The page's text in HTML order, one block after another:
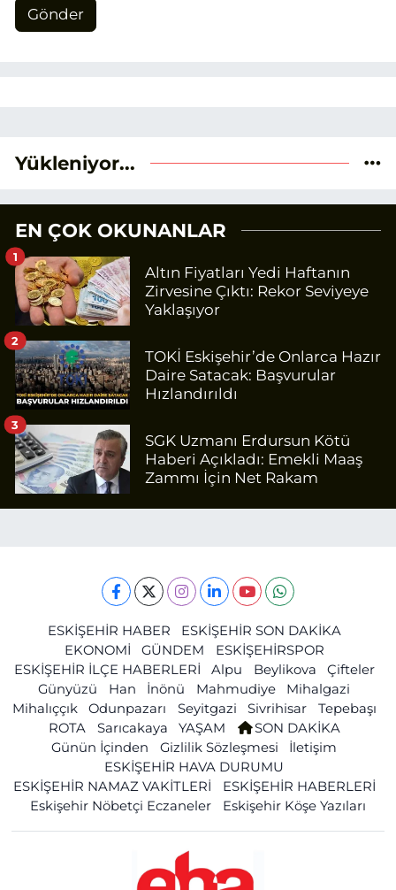
Gönder
Yükleniyor...
EN ÇOK OKUNANLAR
Altın Fiyatları Yedi Haftanın
Zirvesine Çıktı: Rekor Seviyeye
Yaklaşıyor
1
TOKİ Eskişehir’de Onlarca Hazır
Daire Satacak: Başvurular
Hızlandırıldı
2
SGK Uzmanı Erdursun Kötü
Haberi Açıkladı: Emekli Maaş
Zammı İçin Net Rakam
3
ESKİŞEHİR HABER
ESKİŞEHİR SON DAKİKA
EKONOMİ
GÜNDEM
ESKİŞEHİRSPOR
ESKİŞEHİR İLÇE HABERLERİ
Alpu Beylikova
Çifteler
Günyüzü
Han İnönü Mahmudiye
Mihalgazi
Mihalıççık
Odunpazarı Seyitgazi Sivrihisar
Tepebaşı
ROTA
Sarıcakaya YAŞAM
SON DAKİKA
Günün İçinden
Gizlilik Sözleşmesi
İletişim
ESKİŞEHİR HAVA DURUMU
ESKİŞEHİR NAMAZ VAKİTLERİ
ESKİŞEHİR HABERLERİ
Eskişehir Nöbetçi Eczaneler
Eskişehir Köşe Yazıları